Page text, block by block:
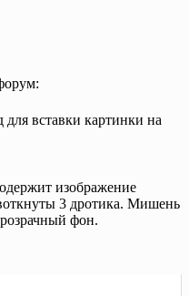
для вставки картинки на
изображение
3 дротика. Мишень
фон.